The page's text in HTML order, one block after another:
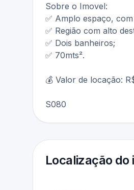
Sobre o Imovel:
✅ Amplo espaço,
✅ Região com alto
✅ Dois banheiros;
✅ 70mts².
💰 Valor de locação:
S080
Localização do